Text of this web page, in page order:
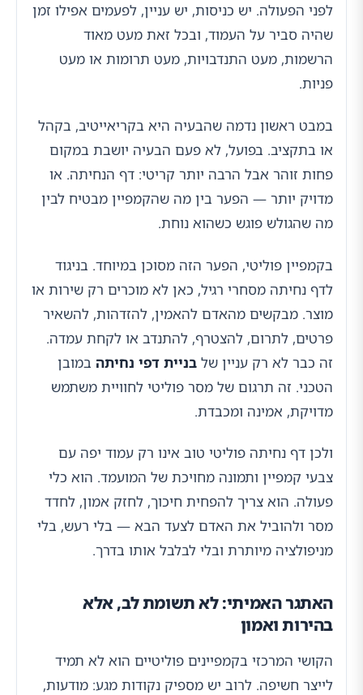
לפני הפעולה. יש כניסות, יש עניין, לפעמים אפילו זמן
שהיה סביר על העמוד, ובכל זאת מעט מאוד
הרשמות, מעט התנדבויות, מעט תרומות או מעט
פניות.
במבט ראשון נדמה שהבעיה היא בקריאייטיב, בקהל
או בתקציב. בפועל, לא פעם הבעיה יושבת במקום
פחות זוהר אבל הרבה יותר קריטי: דף הנחיתה. או
מדויק יותר — הפער בין מה שהקמפיין מבטיח לבין
מה שהגולש פוגש כשהוא נוחת.
בקמפיין פוליטי, הפער הזה מסוכן במיוחד. בניגוד
לדף נחיתה מסחרי רגיל, כאן לא מוכרים רק שירות או
מוצר. מבקשים מהאדם להאמין, להזדהות, להשאיר
פרטים, לתרום, להצטרף, להתנדב או לקחת עמדה.
זה כבר לא רק עניין של בניית דפי נחיתה במובן
הטכני. זה תרגום של מסר פוליטי לחוויית משתמש
מדויקת, אמינה ומכבדת.
ולכן דף נחיתה פוליטי טוב אינו רק עמוד יפה עם
צבעי קמפיין ותמונה מחויכת של המועמד. הוא כלי
פעולה. הוא צריך להפחית חיכוך, לחזק אמון, לחדד
מסר ולהוביל את האדם לצעד הבא — בלי רעש, בלי
מניפולציה מיותרת ובלי לבלבל אותו בדרך.
האתגר האמיתי: לא תשומת לב, אלא
בהירות ואמון
הקושי המרכזי בקמפיינים פוליטיים הוא לא תמיד
לייצר חשיפה. לרוב יש מספיק נקודות מגע: מודעות,